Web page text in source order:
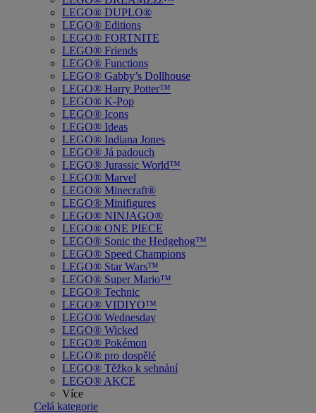
LEGO® DUPLO®
LEGO® Editions
LEGO® FORTNITE
LEGO® Friends
LEGO® Functions
LEGO® Gabby’s Dollhouse
LEGO® Harry Potter™
LEGO® K-Pop
LEGO® Icons
LEGO® Ideas
LEGO® Indiana Jones
LEGO® Já padouch
LEGO® Jurassic World™
LEGO® Marvel
LEGO® Minecraft®
LEGO® Minifigures
LEGO® NINJAGO®
LEGO® ONE PIECE
LEGO® Sonic the Hedgehog™
LEGO® Speed Champions
LEGO® Star Wars™
LEGO® Super Mario™
LEGO® Technic
LEGO® VIDIYO™
LEGO® Wednesday
LEGO® Wicked
LEGO® Pokémon
LEGO® pro dospělé
LEGO® Těžko k sehnání
LEGO® AKCE
Více
Celá kategorie